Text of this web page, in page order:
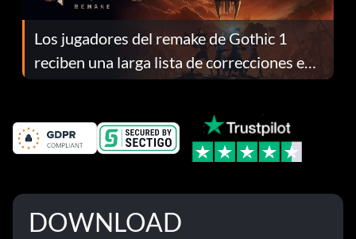
Los jugadores del remake de Gothic 1
reciben una larga lista de correcciones en
el parche 1.0.4
DOWNLOAD